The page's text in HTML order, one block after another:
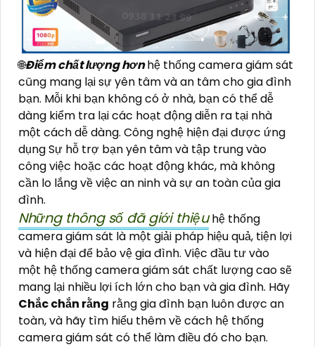
🌐Điểm chất lượng hơnhệ thống camera giám sát
cũng mang lại sự yên tâm và an tâm cho gia đình
bạn. Mỗi khi bạn không có ở nhà, bạn có thể dễ
dàng kiểm tra lại các hoạt động diễn ra tại nhà
một cách dễ dàng. Công nghệ hiện đại được ứng
dụng Sự hỗ trợ bạn yên tâm và tập trung vào
công việc hoặc các hoạt động khác, mà không
cần lo lắng về việc an ninh và sự an toàn của gia
đình.
Những thông số đã giới thiệuhệ thống
camera giám sát là một giải pháp hiệu quả, tiện lợi
và hiện đại để bảo vệ gia đình. Việc đầu tư vào
một hệ thống camera giám sát chất lượng cao sẽ
mang lại nhiều lợi ích lớn cho bạn và gia đình. Hãy
Chắc chắn rằng rằng gia đình bạn luôn được an
toàn, và hãy tìm hiểu thêm về cách hệ thống
camera giám sát có thể làm điều đó cho bạn.